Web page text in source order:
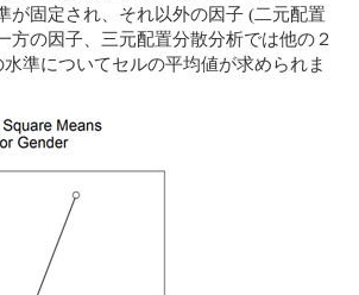
が固定され、それ以外の因子 (二元配置
方の因子、三元配置分散分析では他の２
準についてセルの平均値が求められま